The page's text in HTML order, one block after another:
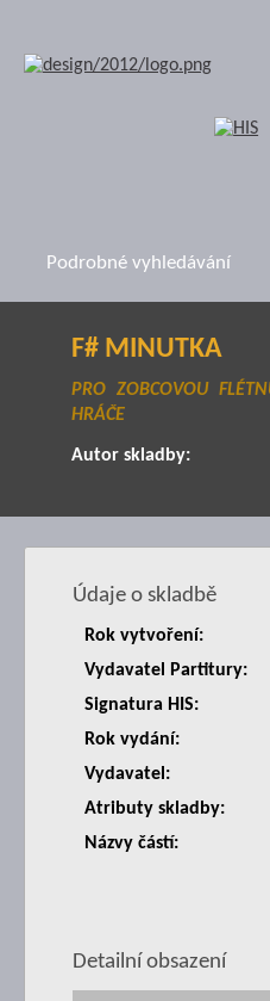
Podrobné vyhledávání
F# MINUTKA
PRO ZOBCOVOU
HRÁČE
Autor skladby:
Údaje o skladbě
Rok vytvoření:
Vydavatel Partitury:
Signatura HIS:
Rok vydání:
Vydavatel:
Atributy skladby:
Názvy částí:
Detailní obsazení